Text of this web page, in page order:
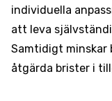
individuella
att leva
Samtidigt minskar
åtgärda brister i